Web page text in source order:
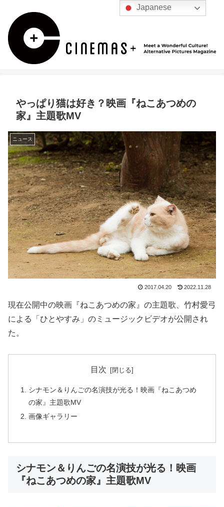
やっぱり猫は好き？映画『ねこあつめの
家』主題歌MV
ニュース
2017.04.20 2022.11.28
現在公開中の映画『ねこあつめの家』の主題歌、竹村愛弓
による「ひとやすみ」のミュージックビデオが公開され
た。
目次
シナモン＆りんごの名演技が光る！映画『ねこあつめ
の家』主題歌MV
画像ギャラリー
シナモン＆りんごの名演技が光る！映画
『ねこあつめの家』主題歌MV
Japanese